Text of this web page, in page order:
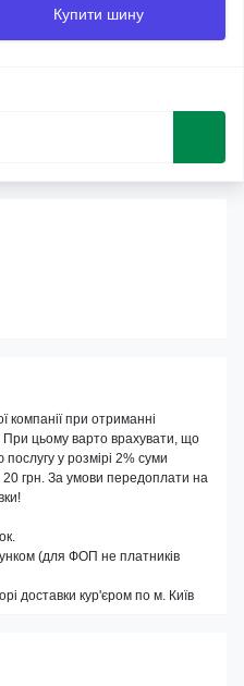
Купити шину
компанії при отриманні
цьому варто врахувати, що
у розмірі 2% суми
грн. За умови передоплати на
(для ФОП не платників
доставки кур'єром по м. Київ